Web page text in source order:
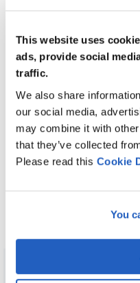
This website uses
ads, provide social
traffic.
We also share
our social media,
may combine it with
that they’ve collected
Please read this Cookie
You
Ottenete una
progettare e pianificare
utilizzando le
dalle piattaforme di dati
automatico. I nostri
analisi tecniche
architettonica e
personalizzate in base
vostri obiettivi aziendali.
Lasciate che
percorso di